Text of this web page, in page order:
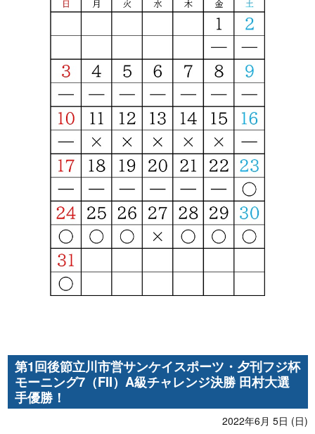
第1回後節立川市営サンケイスポーツ・夕刊フジ杯
モーニング7（FII）A級チャレンジ決勝 田村大選
手優勝！
2022年6月 5日 (日)